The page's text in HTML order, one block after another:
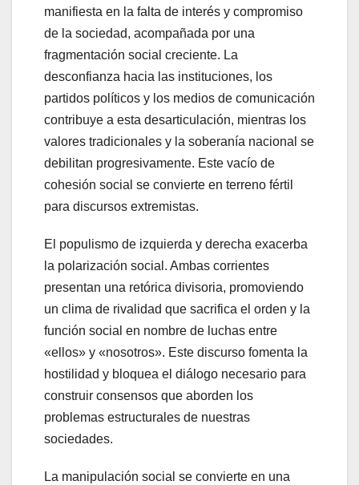
manifiesta en la falta de interés y compromiso
de la sociedad, acompañada por una
fragmentación social creciente. La
desconfianza hacia las instituciones, los
partidos políticos y los medios de comunicación
contribuye a esta desarticulación, mientras los
valores tradicionales y la soberanía nacional se
debilitan progresivamente. Este vacío de
cohesión social se convierte en terreno fértil
para discursos extremistas.
El populismo de izquierda y derecha exacerba
la polarización social. Ambas corrientes
presentan una retórica divisoria, promoviendo
un clima de rivalidad que sacrifica el orden y la
función social en nombre de luchas entre
«ellos» y «nosotros». Este discurso fomenta la
hostilidad y bloquea el diálogo necesario para
construir consensos que aborden los
problemas estructurales de nuestras
sociedades.
La manipulación social se convierte en una